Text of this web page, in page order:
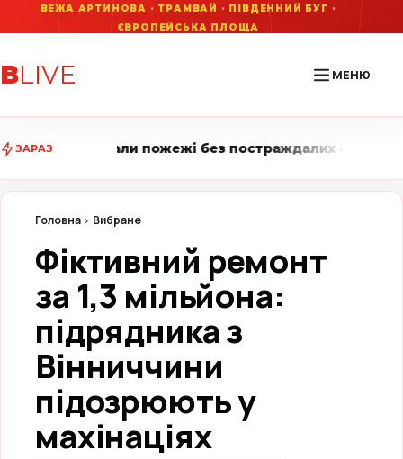
ВLIVE МЕНЮ
ЗАРАЗбез постраждалих • Вінниця LIVE стежить за
Головна Вибране
Фіктивний ремонт
за 1,3 мільйона:
підрядника з
Вінниччини
підозрюють у
махінаціях